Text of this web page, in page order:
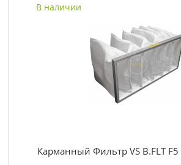
В наличии
Карманный Фильтр VS B.FLT F5